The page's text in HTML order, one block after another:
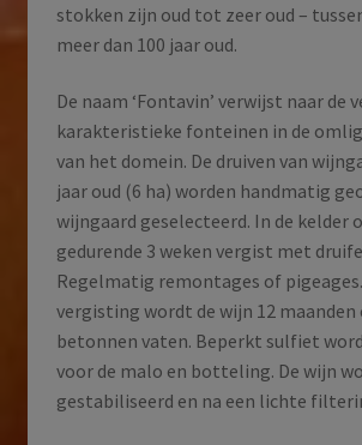
stokken zijn oud tot zeer oud –
meer dan 100 jaar oud.
De naam ‘Fontavin’ verwijst naar de
karakteristieke fonteinen in de
van het domein. De druiven van
jaar oud (6 ha) worden handmatig
wijngaard geselecteerd. In de kelder
gedurende 3 weken vergist met
Regelmatig remontages of
vergisting wordt de wijn 12 maanden
betonnen vaten. Beperkt sulfiet
voor de malo en botteling. De wijn
gestabiliseerd en na een lichte